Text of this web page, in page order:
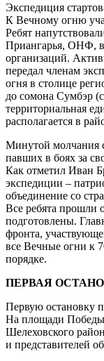
Экспедиция
К Вечному огню
Ребят
Приангарья, ОНФ,
организаций.
передал членам
огня в столице
до сомона Сумбэр
территориальная
располагается в
Минутой молчания
павших в боях за
Как отметил Иван
экспедиции –
объединение со
Все ребята
подготовлены.
фронта,
все Вечные огни к
порядке.
ПЕРВАЯ
Первую остановку
На площади Победы
Шелеховского
и представителей